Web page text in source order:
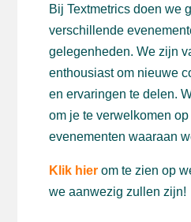
Bij Textmetrics doen we
verschillende
gelegenheden. We zijn
enthousiast om nieuwe
en ervaringen te delen.
om je te verwelkomen
evenementen waaraan
Klik hier om te zien op
we aanwezig zullen zijn!